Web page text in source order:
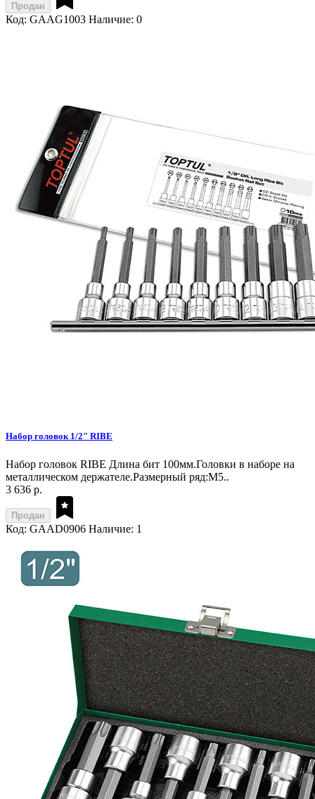
Продан
Код: GAAG1003 Наличие: 0
Набор головок 1/2" RIBE
Набор головок RIBE Длина бит 100мм.Головки в наборе на
металлическом держателе.Размерный ряд:M5..
3 636 р.
Продан
Код: GAAD0906 Наличие: 1